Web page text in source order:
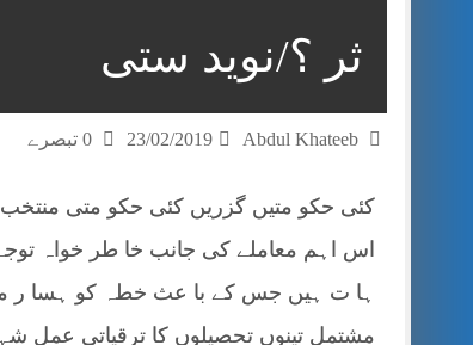
ثر ؟/نوید ستی
Abdul Khateeb
23/02/2019
کئی حکو متیں گزریں کئی حکو متی
اس اہم معاملے کی جانب خا طر خواہ
ہا ت ہیں جس کے با عث خطہ کو ہسا ر
مشتمل تینوں تحصیلوں کا ترقیاتی عمل